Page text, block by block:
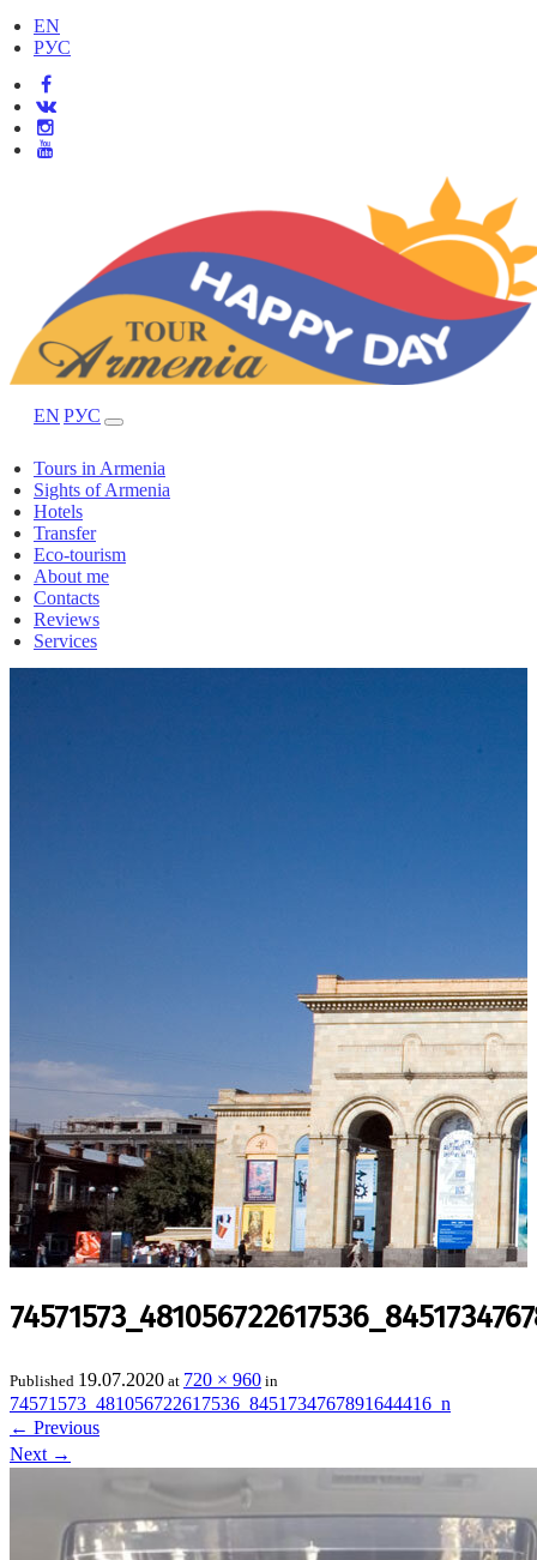
EN
РУС
EN РУС
Tours in Armenia
Sights of Armenia
Hotels
Transfer
Eco-tourism
About me
Contacts
Reviews
Services
Published 19.07.2020 at 720 × 960 in
74571573_481056722617536_8451734767891644416_n
← Previous
Next →